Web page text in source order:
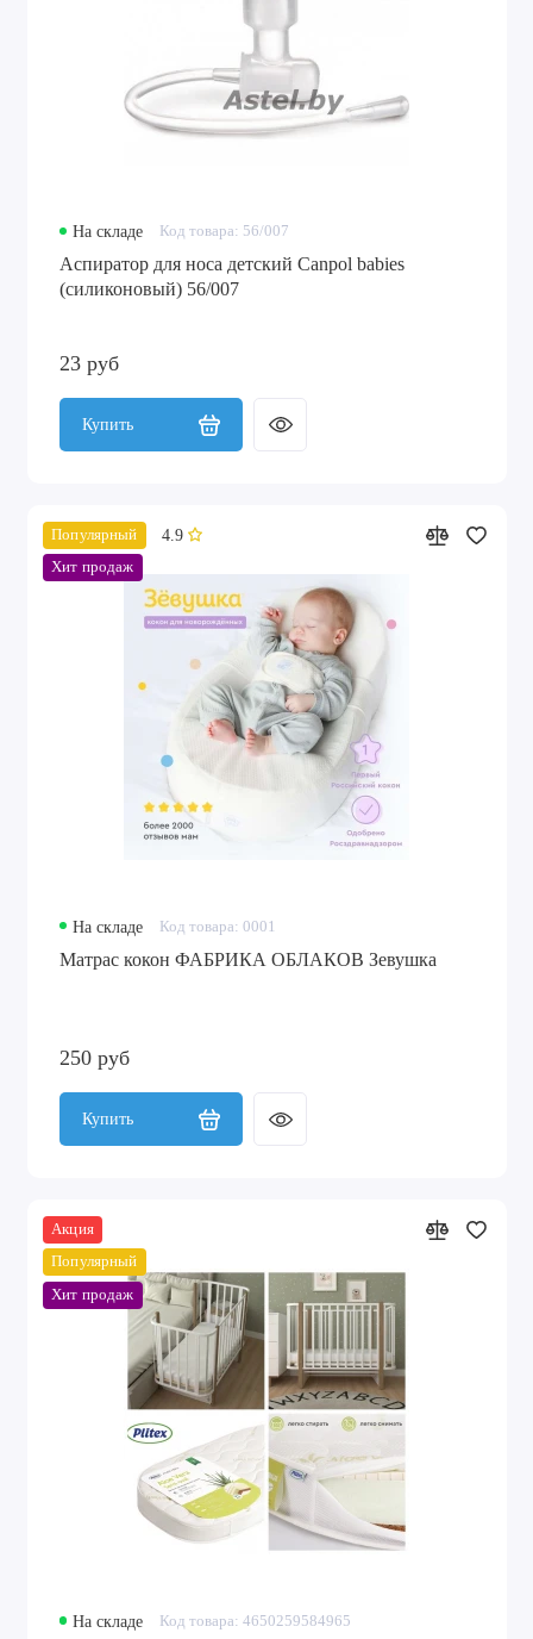
На складе Код товара: 56/007
Аспиратор для носа детский Canpol babies
(силиконовый) 56/007
23 руб
Купить
Популярный
Хит продаж
4.9
На складе Код товара: 0001
Матрас кокон ФАБРИКА ОБЛАКОВ Зевушка
250 руб
Купить
Акция
Популярный
Хит продаж
На складе Код товара: 4650259584965